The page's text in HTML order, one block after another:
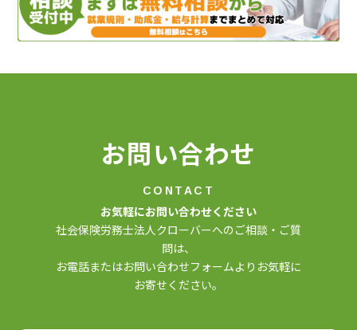
お問い合わせ
CONTACT
お気軽にお問い合わせください
社会保険労務士法人クローバーへのご相談・ご質
問は、
お電話またはお問い合わせフォームよりお気軽に
お寄せください。